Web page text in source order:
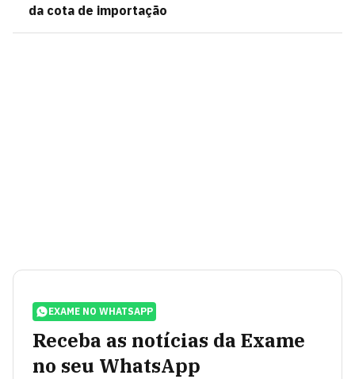
da cota de importação
EXAME NO WHATSAPP
Receba as notícias da Exame
no seu WhatsApp